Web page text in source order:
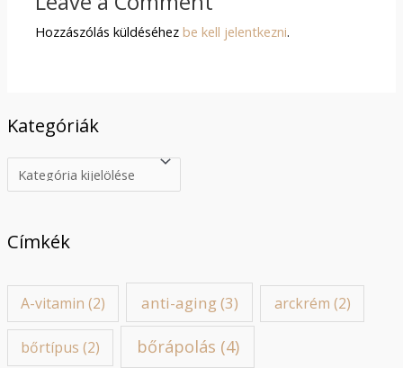
Kategóriák
a
e
r
Címkék
A-vitamin (2) anti-aging(3) arckrém (2)
bőrtípus (2) bőrápolás (4)
Hozzászólás küldéséhezbe kell jelentkezni.